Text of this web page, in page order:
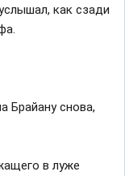
как сзади
Брайану снова,
в луже